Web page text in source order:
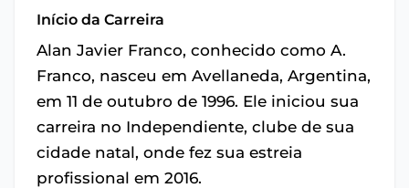
Início da Carreira
Alan Javier Franco, conhecido como A.
Franco, nasceu em Avellaneda, Argentina,
em 11 de outubro de 1996. Ele iniciou sua
carreira no Independiente, clube de sua
cidade natal, onde fez sua estreia
profissional em 2016.